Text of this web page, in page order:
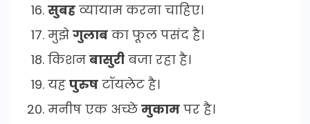
सुबह व्यायाम करना चाहिए।
मुझे गुलाब का फूल पसंद है।
किशन बासुरी बजा रहा है।
यह पुरुष टॉयलेट है।
मनीष एक अच्छे मुकाम पर है।